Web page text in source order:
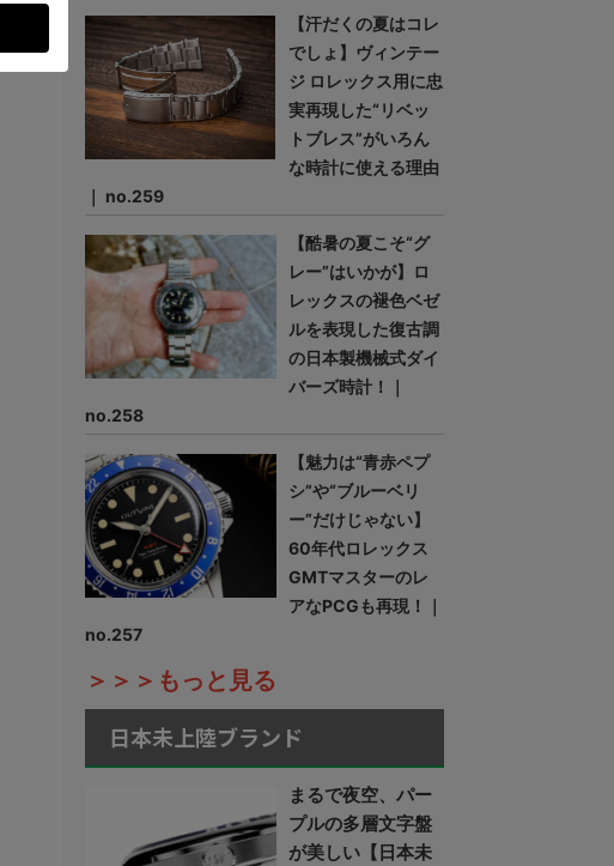
【汗だくの夏はコレ
でしょ】ヴィンテー
ジ ロレックス用に忠
実再現した“リベッ
トブレス”がいろん
な時計に使える理由
｜ no.259
【酷暑の夏こそ“グ
レー”はいかが】ロ
レックスの褪色ベゼ
ルを表現した復古調
の日本製機械式ダイ
バーズ時計！｜
no.258
【魅力は“青赤ペプ
シ”や“ブルーベリ
ー”だけじゃない】
60年代ロレックス
GMTマスターのレ
アなPCGも再現！｜
no.257
＞＞＞もっと見る
日本未上陸ブランド
まるで夜空、パー
プルの多層文字盤
が美しい【日本未